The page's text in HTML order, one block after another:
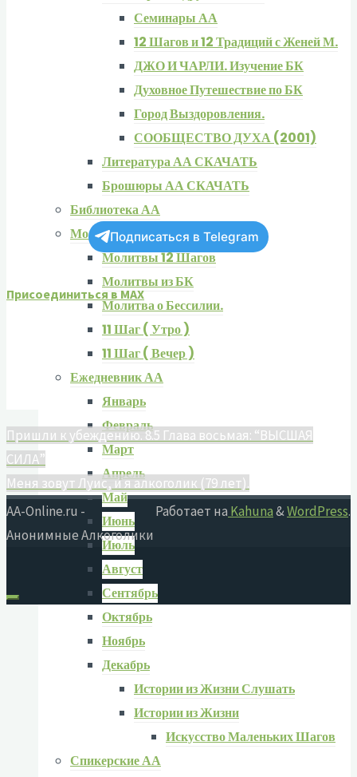
Семинары АА
12 Шагов и 12 Традиций с Женей М.
ДЖО И ЧАРЛИ. Изучение БК
Духовное Путешествие по БК
Город Выздоровления.
СООБЩЕСТВО ДУХА (2001)
Литература АА СКАЧАТЬ
Брошюры АА СКАЧАТЬ
Библиотека АА
Молитвы 12 Шагов
Молитвы 12 Шагов
Молитвы из БК
Молитва о Бессилии.
11 Шаг ( Утро )
11 Шаг ( Вечер )
Ежедневник АА
Январь
Февраль
Март
Апрель
Май
Июнь
Июль
Август
Сентябрь
Октябрь
Ноябрь
Декабрь
Истории из Жизни Слушать
Истории из Жизни
Искусство Маленьких Шагов
Спикерские АА
Подписаться в Telegram
Присоединиться в MAX
Пришли к убеждению. 8.5 Глава восьмая: “ВЫСШАЯ
СИЛА”
Меня зовут Луис, и я алкоголик (79 лет).
Работает на Kahuna&WordPress.
AA-Online.ru -
Анонимные Алкоголики